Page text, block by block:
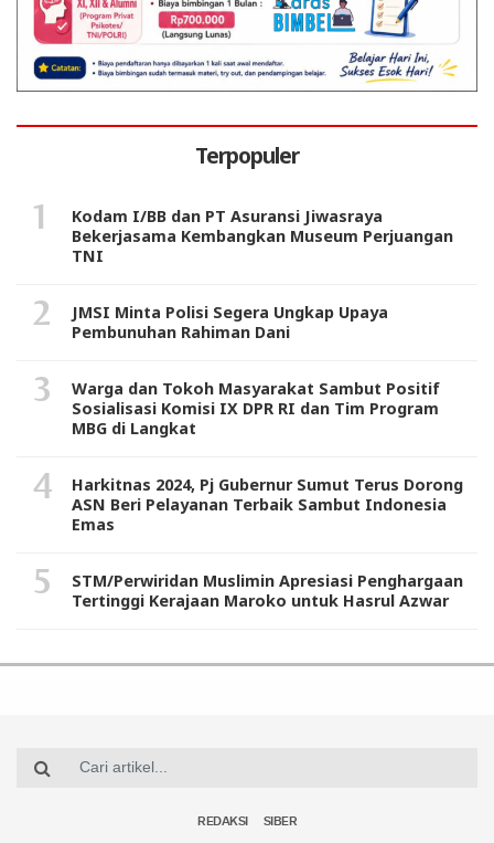
Terpopuler
Kodam I/BB dan PT Asuransi Jiwasraya
Bekerjasama Kembangkan Museum Perjuangan
TNI
JMSI Minta Polisi Segera Ungkap Upaya
Pembunuhan Rahiman Dani
Warga dan Tokoh Masyarakat Sambut Positif
Sosialisasi Komisi IX DPR RI dan Tim Program
MBG di Langkat
Harkitnas 2024, Pj Gubernur Sumut Terus Dorong
ASN Beri Pelayanan Terbaik Sambut Indonesia
Emas
STM/Perwiridan Muslimin Apresiasi Penghargaan
Tertinggi Kerajaan Maroko untuk Hasrul Azwar
REDAKSI SIBER